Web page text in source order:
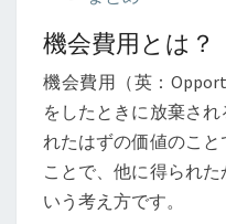
機会費用とは？
機会費用（英：
をしたときに放棄さ
れたはずの価値のこ
ことで、他に得られ
いう考え方です。